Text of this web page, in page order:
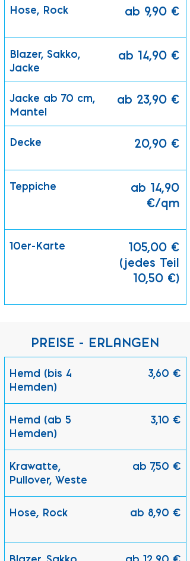
Hose, Rock ab 9,90 €
Blazer, Sakko,
Jacke
ab 14,90 €
Jacke ab 70 cm,
Mantel
ab 23,90 €
Decke 20,90 €
Teppiche
ab 14,90
€/qm
10er-Karte
105,00 €
(jedes Teil
10,50 €)
PREISE - ERLANGEN
Hemd (bis 4
Hemden)
3,60 €
Hemd (ab 5
Hemden)
3,10 €
Krawatte,
Pullover, Weste
ab 7,50 €
Hose, Rock ab 8,90 €